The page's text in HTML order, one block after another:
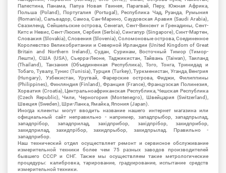
Палестина, Панама, Папуа Новая Гвинея, Парагвай, Перу, Южная Африка,
Польша (Poland), Португалия (Portugal), Республика Чад, Руанда, Румыния
(Romania), Сальвадор, Самоа, Сан-Марино, Саудовская Аравия (Saudi Arabia),
Свазиленд, Сейшельские острова, Сенегал, Сент-Винсент и Гренадины, Сент-
Китс и Невис, Сент-Люсия, Сербия (Serbia), Сингапур (Singapore), Синт-Мартен,
Словакия (Slovakia), Словения (Slovenia), Соломоновые острова, Соединенное
Королевство Великобритании и Северной Ирландии (United Kingdom of Great
Britain and Northern Ireland), Судан, Суринам, Восточный Тимор (Тимор-
Лешти), США (USA), Сьерра-Леоне, Таджикистан, Тайвань (Taiwan), Таиланд
(Thailand), Танзания (Объединенная Республика), Того, Тонга, Тринидад и
Тобаго, Тувалу, Тунис (Tunisia), Турция (Turkey), Туркменистан, Уганда, Венгрия
(Hungary), Узбекистан, Уругвай, Фарерские острова, Фиджи, Филиппины
(Philippines), Финляндия (Finland), Франция (France), Французская Полинезия,
Хорватия (Croatia), Центральноафриканская Республика, Чешская Республика
(Czech Republic), Чили, Черногория (Montenegro), Швейцария (Switzerland),
Швеция (Sweden), Шри-Ланка, Ямайка, Япония (Japan).
Иногда клиенты могут вводить название нашего интернет магазина или
официальный сайт неправильно - например, западпрыбор, западпрылад,
западпрібор, западприлад, західприбор, західпрібор, захидприбор,
захидприлад, захидпрібор, захидпрыбор, захидпрылад. Правильно -
западприбор.
Наш технический отдел осуществляет ремонт и сервисное обслуживание
измерительной техники более чем 75 разных заводов производителей
бывшего СССР и СНГ. Также мы осуществляем такие метрологические
процедуры: калибровка, тарирование, градуирование, испытание средств
измерительной техники.